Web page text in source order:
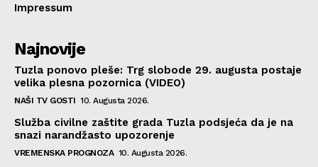
Impressum
Najnovije
Tuzla ponovo pleše: Trg slobode 29. augusta postaje
velika plesna pozornica (VIDEO)
NAŠI TV GOSTI 10. Augusta 2026.
Služba civilne zaštite grada Tuzla podsjeća da je na
snazi narandžasto upozorenje
VREMENSKA PROGNOZA 10. Augusta 2026.